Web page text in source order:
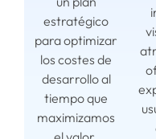
estratégico
para optimizar
los costes de
desarrollo al
tiempo que
maximizamos